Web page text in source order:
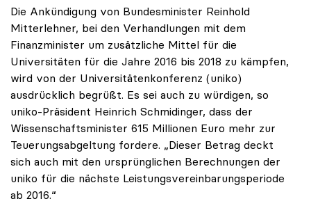
Die Ankündigung von Bundesminister Reinhold
Mitterlehner, bei den Verhandlungen mit dem
Finanzminister um zusätzliche Mittel für die
Universitäten für die Jahre 2016 bis 2018 zu kämpfen,
wird von der Universitätenkonferenz (uniko)
ausdrücklich begrüßt. Es sei auch zu würdigen, so
uniko-Präsident Heinrich Schmidinger, dass der
Wissenschaftsminister 615 Millionen Euro mehr zur
Teuerungsabgeltung fordere. „Dieser Betrag deckt
sich auch mit den ursprünglichen Berechnungen der
uniko für die nächste Leistungsvereinbarungsperiode
ab 2016.“